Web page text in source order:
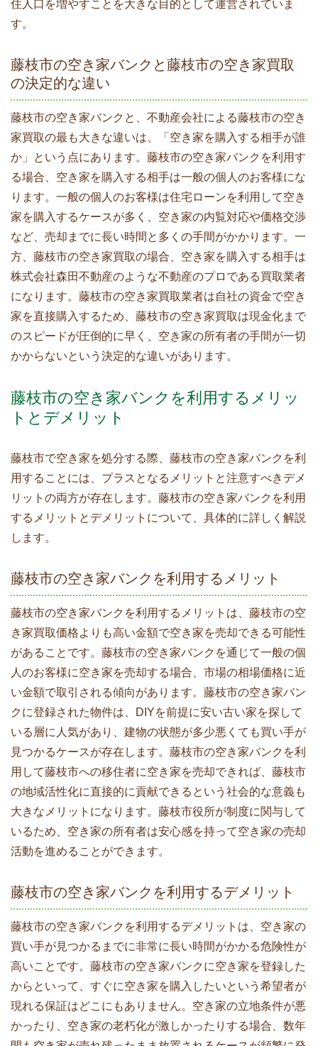
住人口を増やすことを大きな目的として運営されていま
す。
藤枝市の空き家バンクと藤枝市の空き家買取
の決定的な違い
藤枝市の空き家バンクと、不動産会社による藤枝市の空き
家買取の最も大きな違いは、「空き家を購入する相手が誰
か」という点にあります。藤枝市の空き家バンクを利用す
る場合、空き家を購入する相手は一般の個人のお客様にな
ります。一般の個人のお客様は住宅ローンを利用して空き
家を購入するケースが多く、空き家の内覧対応や価格交渉
など、売却までに長い時間と多くの手間がかかります。一
方、藤枝市の空き家買取の場合、空き家を購入する相手は
株式会社森田不動産のような不動産のプロである買取業者
になります。藤枝市の空き家買取業者は自社の資金で空き
家を直接購入するため、藤枝市の空き家買取は現金化まで
のスピードが圧倒的に早く、空き家の所有者の手間が一切
かからないという決定的な違いがあります。
藤枝市の空き家バンクを利用するメリッ
トとデメリット
藤枝市で空き家を処分する際、藤枝市の空き家バンクを利
用することには、プラスとなるメリットと注意すべきデメ
リットの両方が存在します。藤枝市の空き家バンクを利用
するメリットとデメリットについて、具体的に詳しく解説
します。
藤枝市の空き家バンクを利用するメリット
藤枝市の空き家バンクを利用するメリットは、藤枝市の空
き家買取価格よりも高い金額で空き家を売却できる可能性
があることです。藤枝市の空き家バンクを通じて一般の個
人のお客様に空き家を売却する場合、市場の相場価格に近
い金額で取引される傾向があります。藤枝市の空き家バン
クに登録された物件は、DIYを前提に安い古い家を探して
いる層に人気があり、建物の状態が多少悪くても買い手が
見つかるケースが存在します。藤枝市の空き家バンクを利
用して藤枝市への移住者に空き家を売却できれば、藤枝市
の地域活性化に直接的に貢献できるという社会的な意義も
大きなメリットになります。藤枝市役所が制度に関与して
いるため、空き家の所有者は安心感を持って空き家の売却
活動を進めることができます。
藤枝市の空き家バンクを利用するデメリット
藤枝市の空き家バンクを利用するデメリットは、空き家の
買い手が見つかるまでに非常に長い時間がかかる危険性が
高いことです。藤枝市の空き家バンクに空き家を登録した
からといって、すぐに空き家を購入したいという希望者が
現れる保証はどこにもありません。空き家の立地条件が悪
かったり、空き家の老朽化が激しかったりする場合、数年